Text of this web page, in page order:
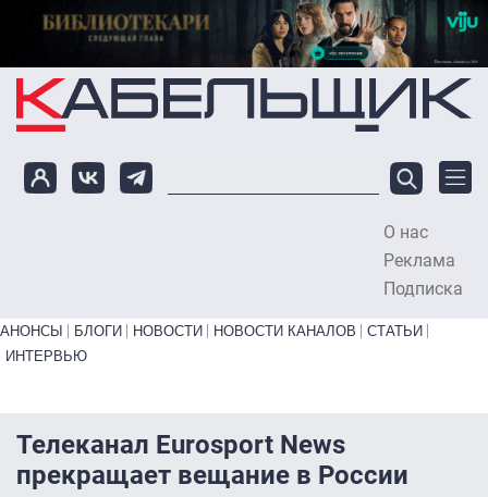
Перейти к основному содержанию
О нас
Реклама
Подписка
Primary links bottom
АНОНСЫ БЛОГИ НОВОСТИ НОВОСТИ КАНАЛОВ
СТАТЬИ
ИНТЕРВЬЮ
Телеканал Eurosport News
прекращает вещание в России